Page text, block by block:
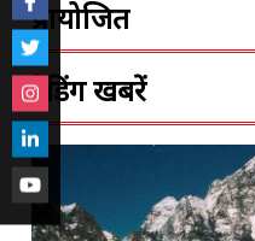
प्रायोजित
ट्रेंडिंग खबरें